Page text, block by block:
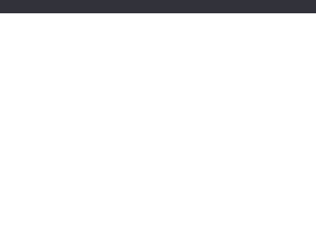
redes sociais